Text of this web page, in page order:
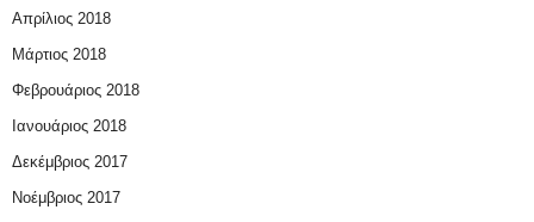
Απρίλιος 2018
Μάρτιος 2018
Φεβρουάριος 2018
Ιανουάριος 2018
Δεκέμβριος 2017
Νοέμβριος 2017